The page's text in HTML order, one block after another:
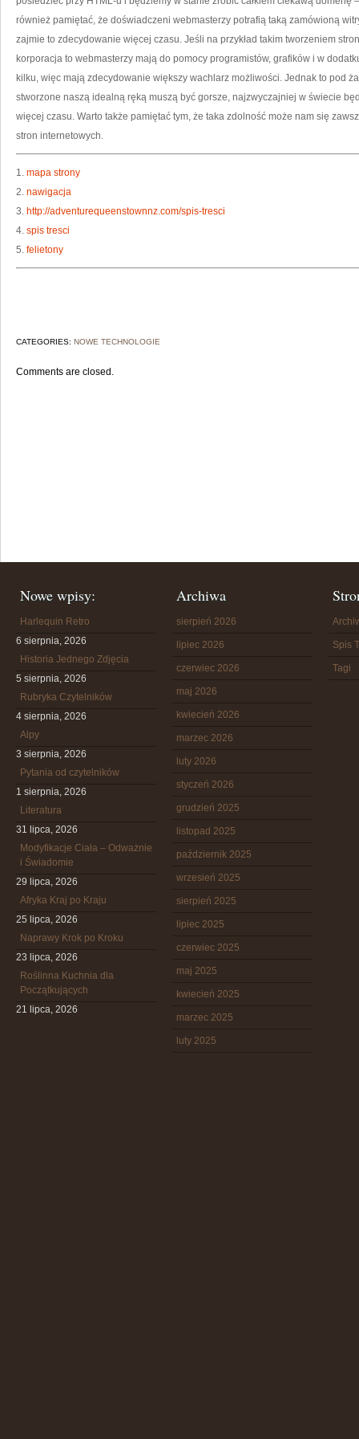
również pamiętać, że doświadczeni webmasterzy potrafią taką zamówioną
zajmie to zdecydowanie więcej czasu. Jeśli na przykład takim tworzeniem
korporacja to webmasterzy mają do pomocy programistów, grafików i w
kilku, więc mają zdecydowanie większy wachlarz możliwości. Jednak to pod
stworzone naszą idealną ręką muszą być gorsze, najzwyczajniej w świecie
więcej czasu. Warto także pamiętać tym, że taka zdolność może nam się
stron internetowych.
1. mapa strony
2. nawigacja
3. http://adventurequeenstownnz.com/spis-tresci
4. spis tresci
5. felietony
CATEGORIES: NOWE TECHNOLOGIE
Comments are closed.
Nowe wpisy:
Harlequin Retro
6 sierpnia, 2026
Historia Jednego Zdjęcia
5 sierpnia, 2026
Rubryka Czytelników
4 sierpnia, 2026
Alpy
3 sierpnia, 2026
Pytania od czytelników
1 sierpnia, 2026
Literatura
31 lipca, 2026
Modyfikacje Ciała – Odważnie
i Świadomie
29 lipca, 2026
Afryka Kraj po Kraju
25 lipca, 2026
Naprawy Krok po Kroku
23 lipca, 2026
Roślinna Kuchnia dla
Początkujących
21 lipca, 2026
Archiwa
sierpień 2026
lipiec 2026
czerwiec 2026
maj 2026
kwiecień 2026
marzec 2026
luty 2026
styczeń 2026
grudzień 2025
listopad 2025
październik 2025
wrzesień 2025
sierpień 2025
lipiec 2025
czerwiec 2025
maj 2025
kwiecień 2025
marzec 2025
luty 2025
Spis
Tagi